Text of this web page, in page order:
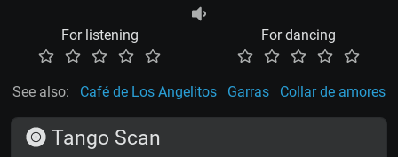
For listening For dancing
See also: Café de Los Angelitos Garras Collar de amores
Tango Scan